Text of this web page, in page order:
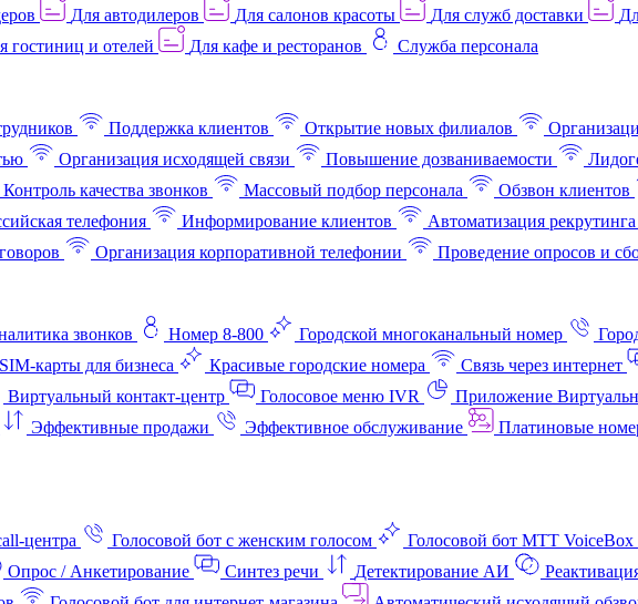
Для автодилеров Для салонов красоты Для служб доставки
гостиниц и отелей Для кафе и ресторанов
Служба персонала
Поддержка клиентов Открытие новых филиалов
Организация исходящей связи Повышение дозваниваемости
Контроль качества звонков Массовый подбор персонала Обзвон клиентов
телефония Информирование клиентов Автоматизация рекрутинга
Организация корпоративной телефонии
Проведение опросов и
звонков Номер 8-800 Городской многоканальный номер
карты для бизнеса Красивые городские номера Связь через интернет
Виртуальный контакт‑центр Голосовое меню IVR Приложение
Эффективные продажи Эффективное обслуживание Платиновые
центра Голосовой бот с женским голосом Голосовой бот МТТ VoiceBox
Опрос / Анкетирование Синтез речи Детектирование АИ